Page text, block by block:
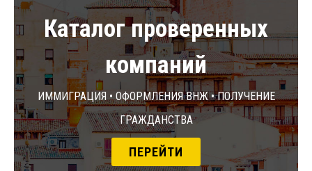
Каталог проверенных
компаний
Иммиграция • Оформления ВНЖ • Получение
гражданства
ПЕРЕЙТИ